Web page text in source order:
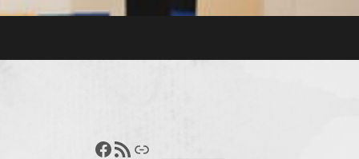
Francisco Pérez
Feed RSSEnlace